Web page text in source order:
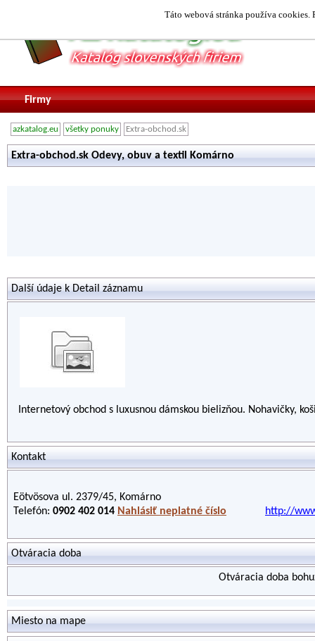
Táto webová stránka používa
Firmy
azkatalog.eu všetky ponuky Extra-obchod.sk
Extra-obchod.sk Odevy, obuv a textil Komárno
Další údaje k Detail záznamu
Internetový obchod s luxusnou dámskou bielizňou. Nohavičky,
Kontakt
Eötvösova ul. 2379/45, Komárno
Telefón: 0902 402 014 Nahlásiť neplatné číslo http://
Otváracia doba
Otváracia doba
Miesto na mape